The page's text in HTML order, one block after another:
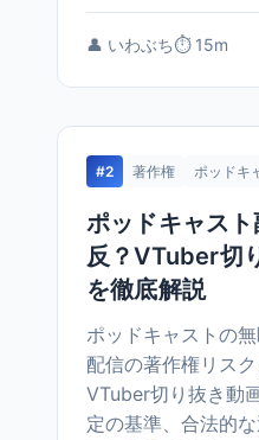
👤 いわぶち⏱️ 15m
#2 著作権 ポッドキ
ポッドキャス
反？VTuber切
を徹底解説
ポッドキャストの
配信の著作権リスク
VTuber切り抜き動
定の基準、合法的